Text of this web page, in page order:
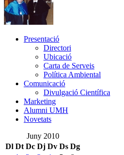
Presentació
Presentació
Directori
Ubicació
Carta de Serveis
Política Ambiental
Comunicació
Comunicació
Divulgació Científica
Marketing
Alumni UMH
Novetats
Juny 2010
Dl Dt Dc Dj Dv Ds Dg